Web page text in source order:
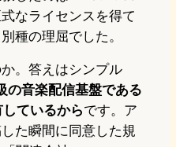
なライセンスを得て
種の理屈でした。
。答えはシンプル
の音楽配信基盤である
ているからです。ア
た瞬間に同意した規